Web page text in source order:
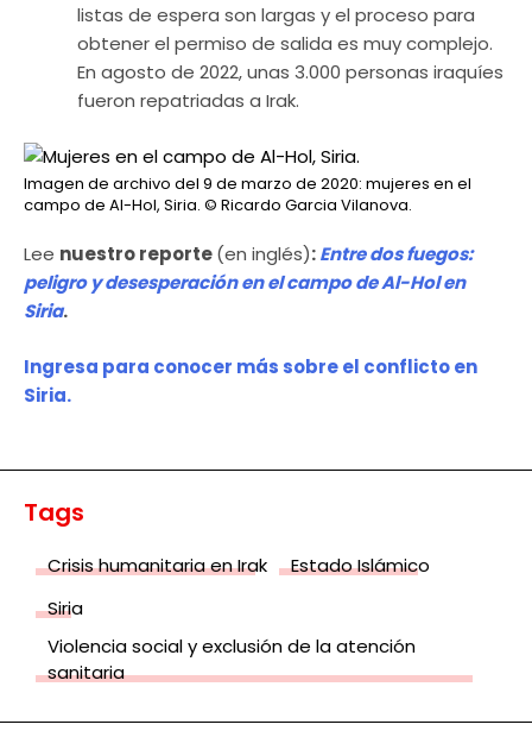
listas de espera son largas y el proceso para
obtener el permiso de salida es muy complejo.
En agosto de 2022, unas 3.000 personas iraquíes
fueron repatriadas a Irak.
Imagen de archivo del 9 de marzo de 2020: mujeres en el
campo de Al-Hol, Siria. © Ricardo Garcia Vilanova.
Lee nuestro reporte(en inglés):Entre dos fuegos:
peligro y desesperación en el campo de Al-Hol en
Siria.
Ingresa para conocer más sobre el conflicto en
Siria.
Tags
Crisis humanitaria en Irak
Estado Islámico
Siria
Violencia social y exclusión de la atención
sanitaria